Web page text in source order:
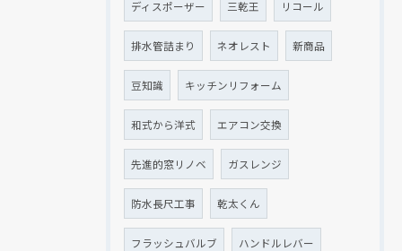
ディスポーザー 三乾王 リコール
排水管詰まり ネオレスト 新商品
豆知識 キッチンリフォーム
和式から洋式 エアコン交換
先進的窓リノベ ガスレンジ
防水長尺工事 乾太くん
フラッシュバルブ ハンドルレバー